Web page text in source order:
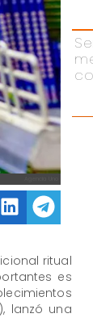
ritual
es
lanzó una